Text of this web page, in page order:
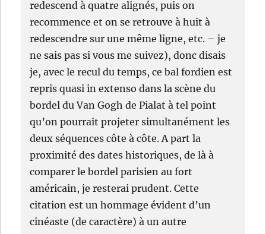
redescend à quatre alignés, puis on
recommence et on se retrouve à huit à
redescendre sur une même ligne, etc. – je
ne sais pas si vous me suivez), donc disais
je, avec le recul du temps, ce bal fordien est
repris quasi in extenso dans la scène du
bordel du Van Gogh de Pialat à tel point
qu’on pourrait projeter simultanément les
deux séquences côte à côte. A part la
proximité des dates historiques, de là à
comparer le bordel parisien au fort
américain, je resterai prudent. Cette
citation est un hommage évident d’un
cinéaste (de caractère) à un autre